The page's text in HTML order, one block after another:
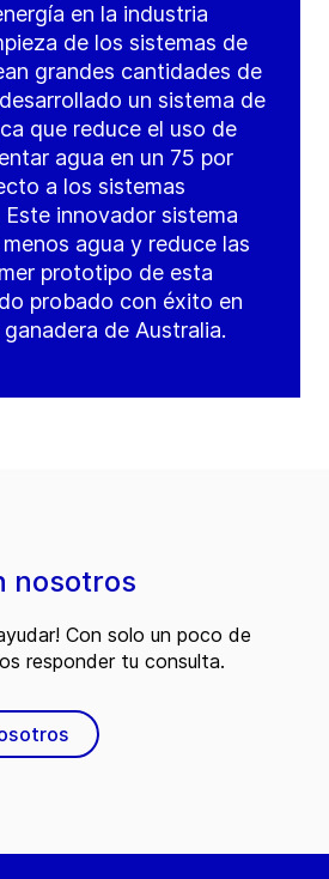
en la industria
de los sistemas de
grandes cantidades de
un sistema de
que reduce el uso de
agua en un 75 por
a los sistemas
innovador sistema
agua y reduce las
prototipo de esta
probado con éxito en
de Australia.
nosotros
Con solo un poco de
responder tu consulta.